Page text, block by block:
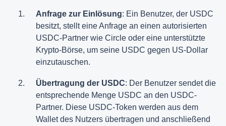
Anfrage zur Einlösung: Ein Benutzer, der USDC
besitzt, stellt eine Anfrage an einen autorisierten
USDC-Partner wie Circle oder eine unterstützte
Krypto-Börse, um seine USDC gegen US-Dollar
einzutauschen.
Übertragung der USDC: Der Benutzer sendet die
entsprechende Menge USDC an den USDC-
Partner. Diese USDC-Token werden aus dem
Wallet des Nutzers übertragen und anschließend